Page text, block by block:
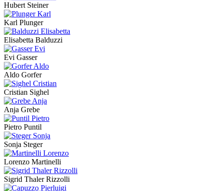
Hubert Steiner
Karl Plunger
Elisabetta Balduzzi
Evi Gasser
Aldo Gorfer
Cristian Sighel
Anja Grebe
Pietro Puntil
Sonja Steger
Lorenzo Martinelli
Sigrid Thaler Rizzolli